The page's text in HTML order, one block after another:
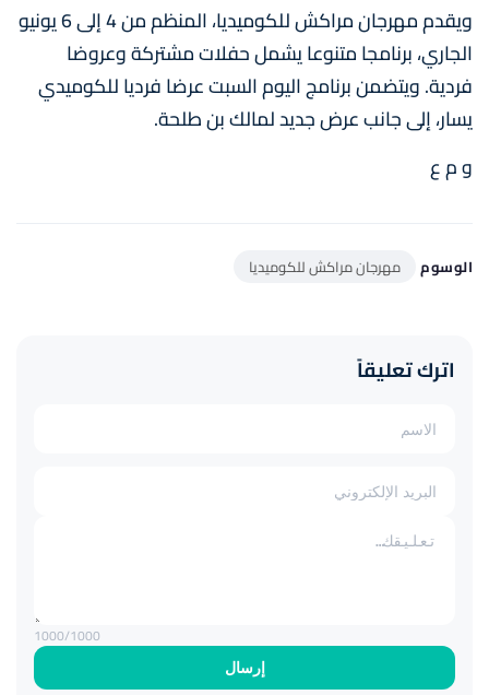
ويقدم مهرجان مراكش للكوميديا، المنظم من 4 إلى 6 يونيو
الجاري، برنامجا متنوعا يشمل حفلات مشتركة وعروضا
فردية. ويتضمن برنامج اليوم السبت عرضا فرديا للكوميدي
يسار، إلى جانب عرض جديد لمالك بن طلحة.
و م ع
الوسوم مهرجان مراكش للكوميديا
اترك تعليقاً
إرسال
1000/1000